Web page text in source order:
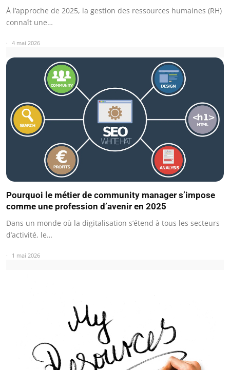
À l’approche de 2025, la gestion des ressources humaines (RH)
connaît une…
4 mai 2026
Pourquoi le métier de community manager s’impose
comme une profession d’avenir en 2025
Dans un monde où la digitalisation s’étend à tous les secteurs
d’activité, le…
1 mai 2026